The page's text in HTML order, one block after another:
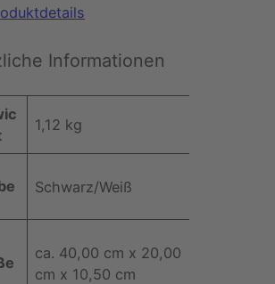
Informationen
1,12 kg
Schwarz/Weiß
ca. 40,00 cm x 20,00
cm x 10,50 cm